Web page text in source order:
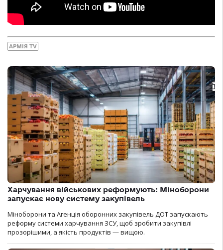
АРМІЯ TV
Харчування військових реформують: Міноборони
запускає нову систему закупівель
Міноборони та Агенція оборонних закупівель ДОТ запускають
реформу системи харчування ЗСУ, щоб зробити закупівлі
прозорішими, а якість продуктів — вищою.